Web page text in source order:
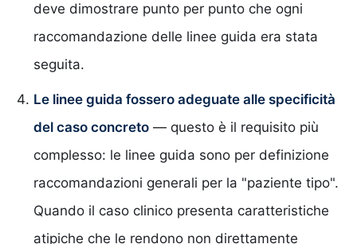
deve dimostrare punto per punto che ogni
raccomandazione delle linee guida era stata
seguita.
Le linee guida fossero adeguate alle specificità
del caso concreto — questo è il requisito più
complesso: le linee guida sono per definizione
raccomandazioni generali per la "paziente tipo".
Quando il caso clinico presenta caratteristiche
atipiche che le rendono non direttamente